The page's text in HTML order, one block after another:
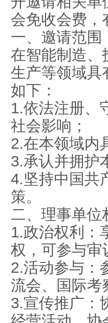
会免收会费，
一、邀请范围
在智能制造、
生产等领域具
如下：
1.依法注册、
社会影响；
2.在本领域内
3.承认并拥护
4.坚持中国共
策。
二、理事单位
1.政治权利：
权，可参与审
2.活动参与：
流会、国际考
3.宣传推广：